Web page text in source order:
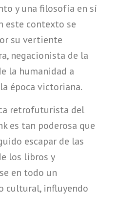
y una filosofía en sí
este contexto se
su vertiente
negacionista de la
la humanidad a
época victoriana.
retrofuturista del
es tan poderosa que
escapar de las
los libros y
en todo un
cultural, influyendo